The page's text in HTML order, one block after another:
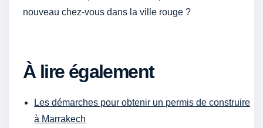
nouveau chez-vous dans la ville rouge ?
À lire également
Les démarches pour obtenir un permis de construire
à Marrakech